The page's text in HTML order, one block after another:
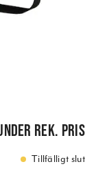
rek. pris
Tillfälligt slut